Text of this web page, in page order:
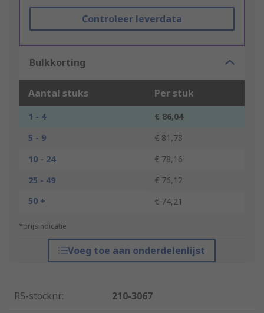
Controleer leverdata
Bulkkorting
Aantal stuks Per stuk
1 - 4
€ 86,04
5 - 9
€ 81,73
10 - 24
€ 78,16
25 - 49
€ 76,12
50 +
€ 74,21
*prijsindicatie
Voeg toe aan onderdelenlijst
RS-stocknr.:
210-3067